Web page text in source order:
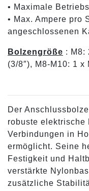
• Maximale
• Max. Ampere pro
angeschlossenen
Bolzengröße : M8:
(3/8″), M8-M10: 1 x
Der
robuste elektrische
Verbindungen in
ermöglicht. Seine
Festigkeit und
verstärkte
zusätzliche